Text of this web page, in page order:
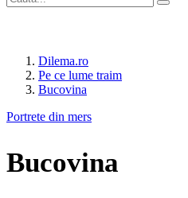
Dilema.ro
Pe ce lume traim
Bucovina
Portrete din mers
Bucovina